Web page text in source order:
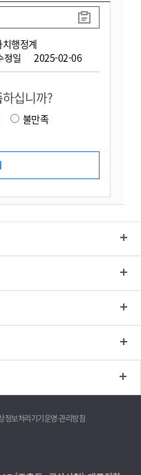
행정계
정일 2025-02-06
하십니까?
불만족
정보처리기기운영·관리방침